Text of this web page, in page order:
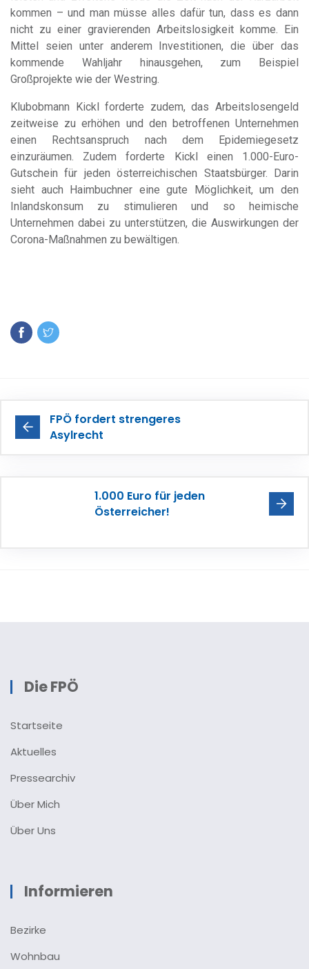
kommen – und man müsse alles dafür tun, dass es dann
nicht zu einer gravierenden Arbeitslosigkeit komme. Ein
Mittel seien unter anderem Investitionen, die über das
kommende Wahljahr hinausgehen, zum Beispiel
Großprojekte wie der Westring.
Klubobmann Kickl forderte zudem, das Arbeitslosengeld
zeitweise zu erhöhen und den betroffenen Unternehmen
einen Rechtsanspruch nach dem Epidemiegesetz
einzuräumen. Zudem forderte Kickl einen 1.000-Euro-
Gutschein für jeden österreichischen Staatsbürger. Darin
sieht auch Haimbuchner eine gute Möglichkeit, um den
Inlandskonsum zu stimulieren und so heimische
Unternehmen dabei zu unterstützen, die Auswirkungen der
Corona-Maßnahmen zu bewältigen.
FPÖ fordert strengeres
Asylrecht
1.000 Euro für jeden
Österreicher!
Die FPÖ
Startseite
Aktuelles
Pressearchiv
Über Mich
Über Uns
Informieren
Bezirke
Wohnbau